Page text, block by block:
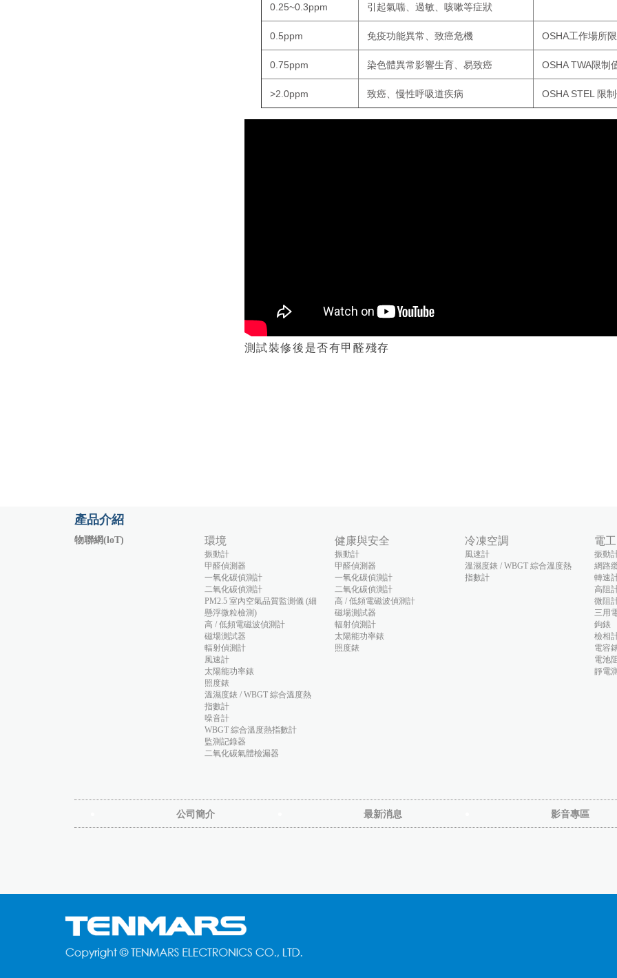
0.25~0.3ppm 引起氣喘、過敏、咳嗽等症狀
0.5ppm 免疫功能異常、致癌危機 OSHA工作場所
0.75ppm 染色體異常影響生育、易致癌 OSHA TWA限制
>2.0ppm 致癌、慢性呼吸道疾病 OSHA STEL 限
測試裝修後是否有甲醛殘存
產品介紹
物聯網(loT) 環境
振動計
甲醛偵測器
一氧化碳偵測計
二氧化碳偵測計
PM2.5 室內空氣品質監測儀 (細
懸浮微粒檢測)
高 / 低頻電磁波偵測計
磁場測試器
輻射偵測計
風速計
太陽能功率錶
照度錶
溫濕度錶 / WBGT 綜合溫度熱
指數計
噪音計
WBGT 綜合溫度熱指數計
監測記錄器
二氧化碳氣體檢漏器
健康與安全
振動計
甲醛偵測器
一氧化碳偵測計
二氧化碳偵測計
高 / 低頻電磁波偵測計
磁場測試器
輻射偵測計
太陽能功率錶
照度錶
冷凍空調
風速計
溫濕度錶 / WBGT 綜合溫度熱
指數計
電工
振動
網路
轉速
高阻
微阻
三用
鉤錶
檢相
電容
電池
靜電
公司簡介 最新消息 影音專區